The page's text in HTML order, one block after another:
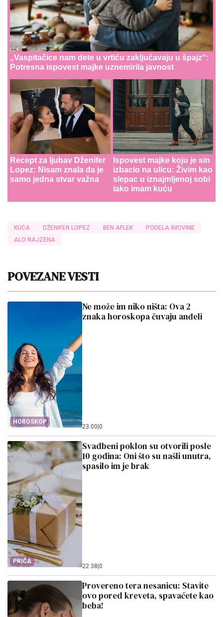
„Vaspitačice nam dete u vrtiću zaključavaju u špajz“:
Potresna ispovest majke uznemirila javnost
Recept za ljubav Dženifer
Lopez: Nisam znala da je
samo jedna stvar važna
Ispovest majke koju je sin
izbacio na ulicu: Živim kao
slepac u iznajmljenoj sobi
iako imam kuću
KUĆA DŽENIFER LOPEZ BEN AFLEK
PODELA IMOVINE
ALO NAJZENA
POVEZANE VESTI
HOROSKOP
Ne može im niko ništa: Ova 2
znaka horoskopa čuvaju anđeli
23:00 0
PRIČA
Svadbeni poklon su otvorili posle
10 godina: Oni što su našli unutra,
spasilo im je brak
22:38 0
Provereno tera nesanicu: Stavite
ovo pored kreveta, spavaćete kao
beba!